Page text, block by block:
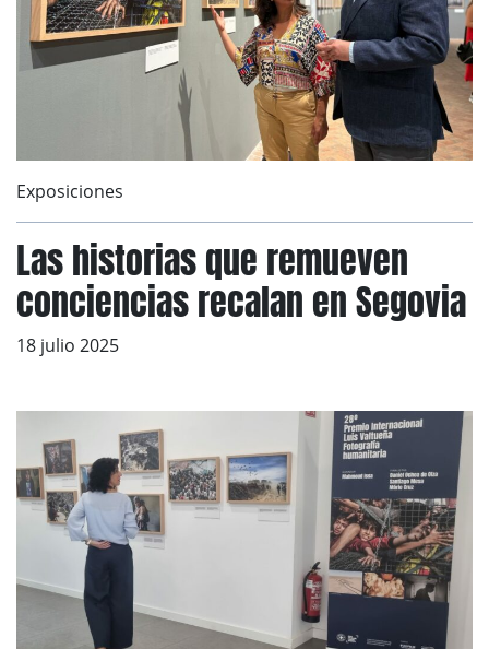
Exposiciones
Las historias que remueven
conciencias recalan en Segovia
18 julio 2025